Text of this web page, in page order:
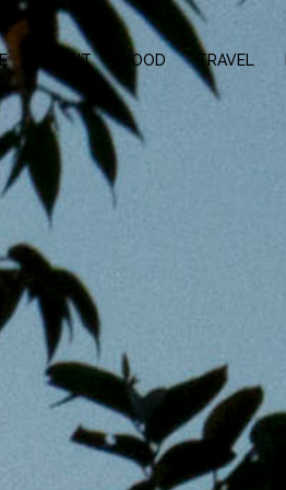
ABOUT FOOD TRAVEL